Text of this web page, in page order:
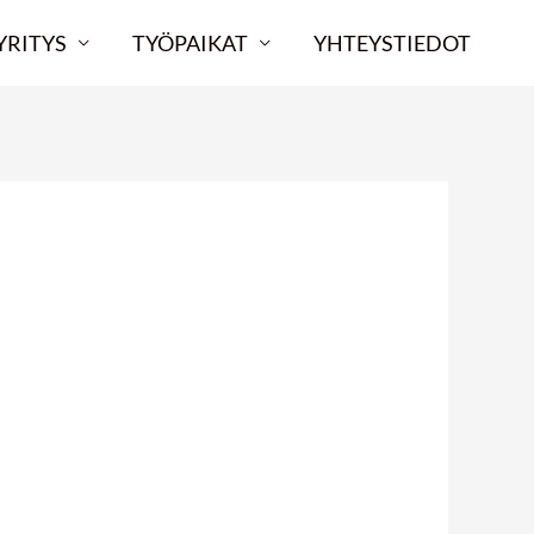
TYÖPAIKAT YHTEYSTIEDOT